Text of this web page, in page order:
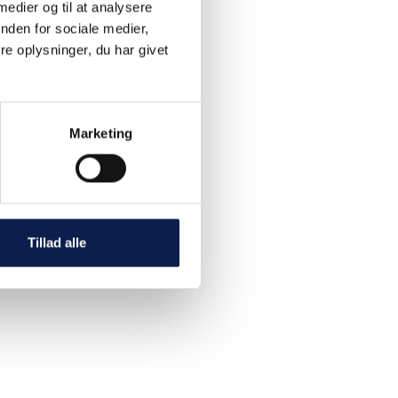
og til at analysere
for sociale medier,
oplysninger, du har givet
Marketing
Tillad alle